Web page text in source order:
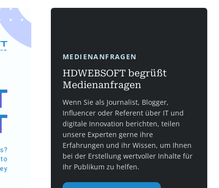
MEDIENANFRAGEN
HDWEBSOFT begrüßt
Medienanfragen
Wenn Sie als Journalist, Blogger,
Influencer oder Referent über IT und
digitale Innovation berichten, teilen
unsere Experten gerne ihre
Erfahrungen und ihr Wissen, um Ihnen
bei der Erstellung wertvoller Inhalte für
Ihr Publikum zu helfen.